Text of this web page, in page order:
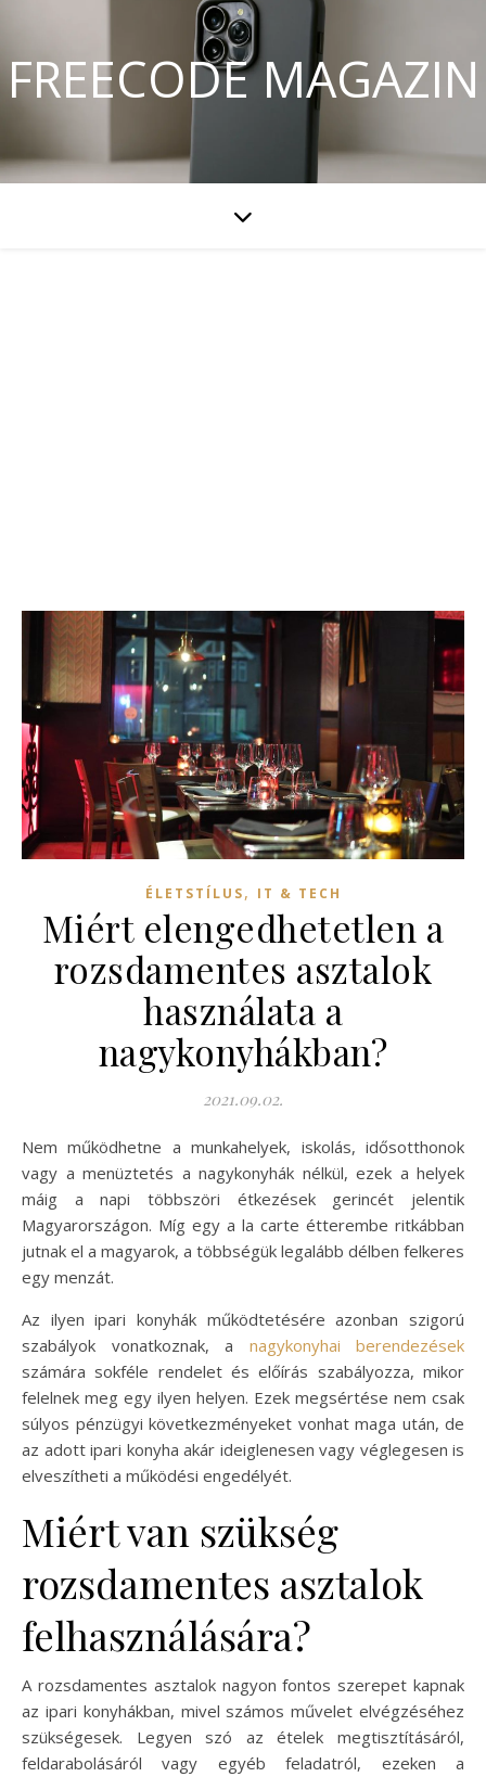
FREECODE MAGAZIN
ÉLETSTÍLUS, IT & TECH
Miért elengedhetetlen a
rozsdamentes asztalok
használata a
nagykonyhákban?
2021.09.02.
Nem működhetne a munkahelyek, iskolás, idősotthonok
vagy a menüztetés a nagykonyhák nélkül, ezek a helyek
máig a napi többszöri étkezések gerincét jelentik
Magyarországon. Míg egy a la carte étterembe ritkábban
jutnak el a magyarok, a többségük legalább délben felkeres
egy menzát.
Az ilyen ipari konyhák működtetésére azonban szigorú
szabályok vonatkoznak, a nagykonyhai berendezések
számára sokféle rendelet és előírás szabályozza, mikor
felelnek meg egy ilyen helyen. Ezek megsértése nem csak
súlyos pénzügyi következményeket vonhat maga után, de
az adott ipari konyha akár ideiglenesen vagy véglegesen is
elveszítheti a működési engedélyét.
Miért van szükség
rozsdamentes asztalok
felhasználására?
A rozsdamentes asztalok nagyon fontos szerepet kapnak
az ipari konyhákban, mivel számos művelet elvégzéséhez
szükségesek. Legyen szó az ételek megtisztításáról,
feldarabolásáról vagy egyéb feladatról, ezeken a